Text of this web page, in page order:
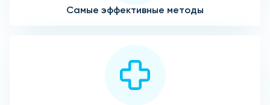
Самые эффективные методы